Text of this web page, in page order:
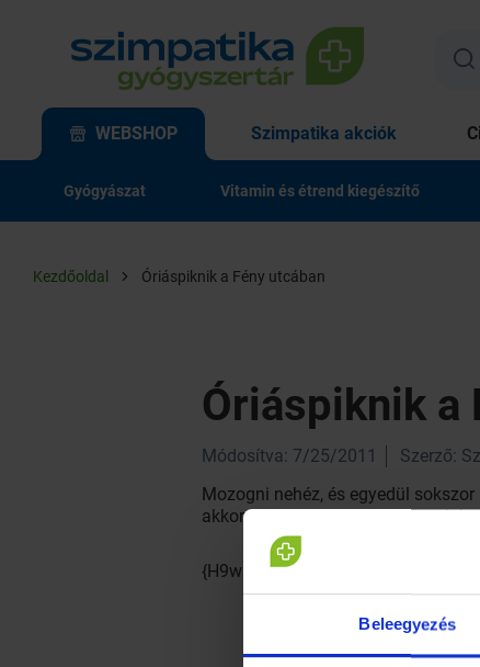
Beleegyezés
WEBSHOP Szimpatika akciók
Gyógyászat Vitamin és étrend kiegészítő
Kezdőoldal Óriáspiknik a Fény utcában
Óriáspiknik a
Módosítva: 7/25/2011 Szerző:
Mozogni nehéz, és egyedül
akkor rögtön érdekessé válik a
{H9wk6uEco-E}